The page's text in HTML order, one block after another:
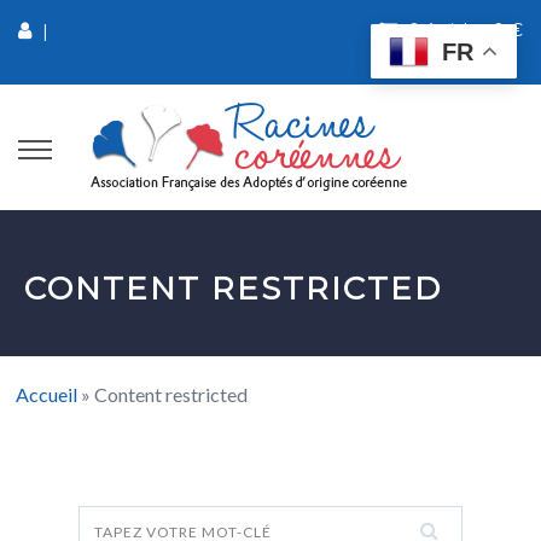
| 0 Article 0 €
CONTENT RESTRICTED
Accueil »Content restricted
FR